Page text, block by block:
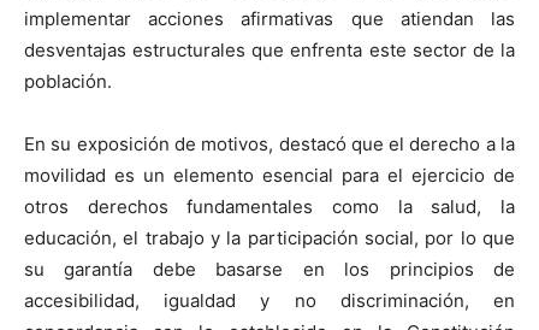
implementar acciones afirmativas que atiendan las
desventajas estructurales que enfrenta este sector de la
población.
En su exposición de motivos, destacó que el derecho a la
movilidad es un elemento esencial para el ejercicio de
otros derechos fundamentales como la salud, la
educación, el trabajo y la participación social, por lo que
su garantía debe basarse en los principios de
accesibilidad, igualdad y no discriminación, en